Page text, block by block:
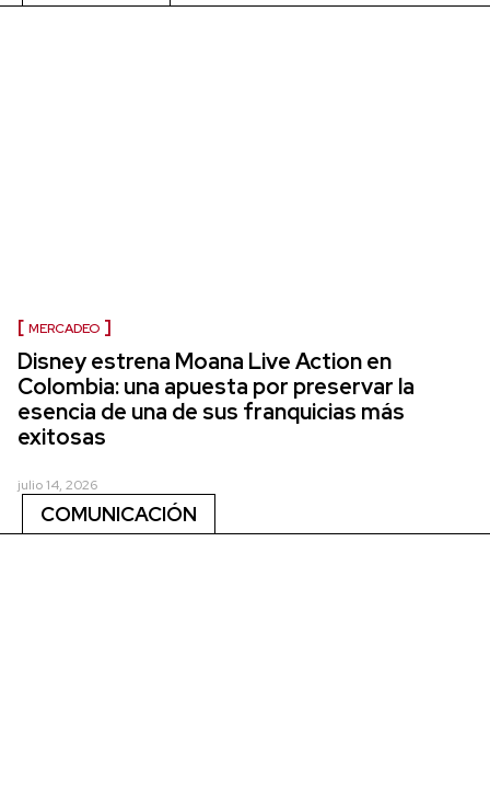
MERCADEO
Disney estrena Moana Live Action en
Colombia: una apuesta por preservar la
esencia de una de sus franquicias más
exitosas
julio 14, 2026
COMUNICACIÓN